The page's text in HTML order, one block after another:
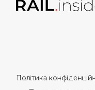
Політика